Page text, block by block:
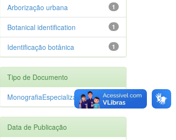
1
Arborização urbana
1
Botanical identification
1
Identificação botânica
Tipo de Documento
1
MonografiaEspecializacao
Data de Publicação